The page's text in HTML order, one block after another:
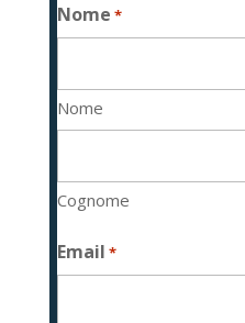
Nome *
Nome
Cognome
Email *